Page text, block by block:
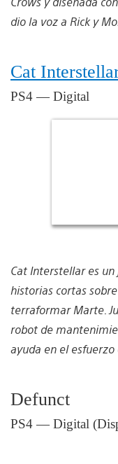
dio la voz a Rick y
Cat
PS4 — Digital
Cat Interstellar es
historias cortas
terraformar Marte.
robot de
ayuda en el
Defunct
PS4 — Digital